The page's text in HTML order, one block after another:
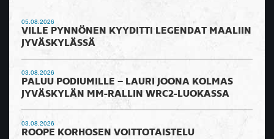
05.08.2026
VILLE PYNNÖNEN KYYDITTI LEGENDAT MAALIIN
JYVÄSKYLÄSSÄ
03.08.2026
PALUU PODIUMILLE – LAURI JOONA KOLMAS
JYVÄSKYLÄN MM-RALLIN WRC2-LUOKASSA
03.08.2026
ROOPE KORHOSEN VOITTOTAISTELU